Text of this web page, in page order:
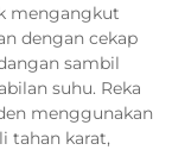
mengangkut
dengan cekap
sambil
suhu. Reka
menggunakan
tahan karat,